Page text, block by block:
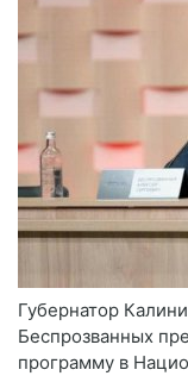
Губернатор
Беспрозванных
программу в